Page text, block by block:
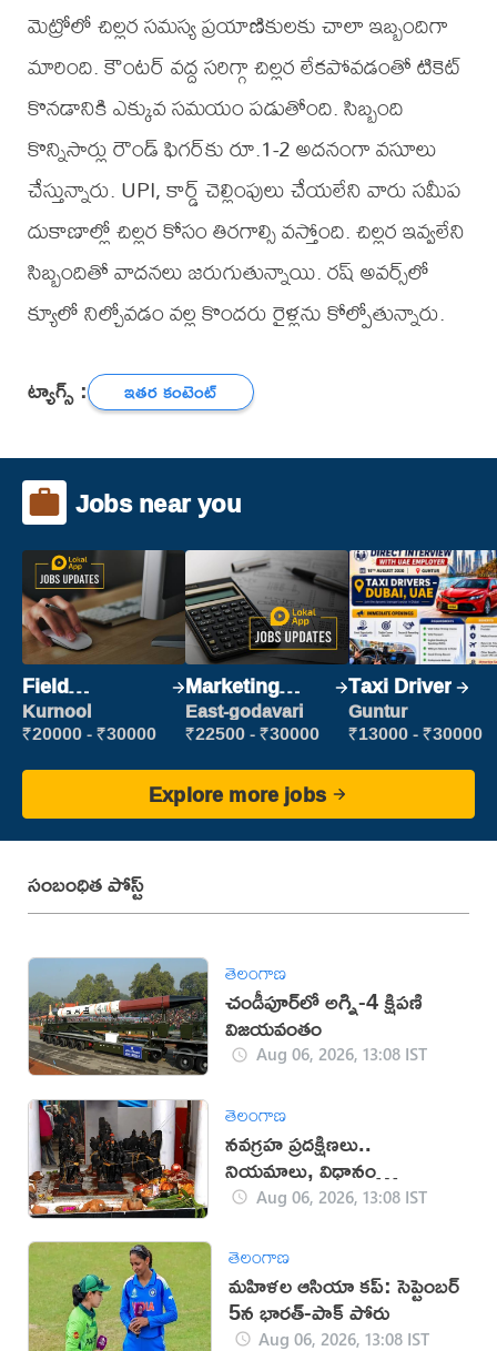
మెట్రోలో చిల్లర సమస్య ప్రయాణికులకు చాలా ఇబ్బందిగా
మారింది. కౌంటర్ వద్ద సరిగ్గా చిల్లర లేకపోవడంతో టికెట్
కొనడానికి ఎక్కువ సమయం పడుతోంది. సిబ్బంది
కొన్నిసార్లు రౌండ్ ఫిగర్‌కు రూ.1-2 అదనంగా వసూలు
చేస్తున్నారు. UPI, కార్డ్ చెల్లింపులు చేయలేని వారు సమీప
దుకాణాల్లో చిల్లర కోసం తిరగాల్సి వస్తోంది. చిల్లర ఇవ్వలేని
సిబ్బందితో వాదనలు జరుగుతున్నాయి. రష్ అవర్స్‌లో
క్యూలో నిల్చోవడం వల్ల కొందరు రైళ్లను కోల్పోతున్నారు.
ట్యాగ్స్ : ఇతర కంటెంట్
Jobs near you
Field
Marketing
Executive
Kurnool
₹20000 - ₹30000
Marketing
Executive
East-godavari
₹22500 - ₹30000
Taxi Driver
Guntur
₹13000 - ₹30000
Explore more jobs
సంబంధిత పోస్ట్
తెలంగాణ
చండీపూర్‌లో అగ్ని-4 క్షిపణి
విజయవంతం
Aug 06, 2026, 13:08 IST
తెలంగాణ
నవగ్రహ ప్రదక్షిణలు..
నియమాలు, విధానం
తెలుసుకోండి
Aug 06, 2026, 13:08 IST
తెలంగాణ
మహిళల ఆసియా కప్‌: సెప్టెంబర్
5న భారత్-పాక్ పోరు
Aug 06, 2026, 13:08 IST